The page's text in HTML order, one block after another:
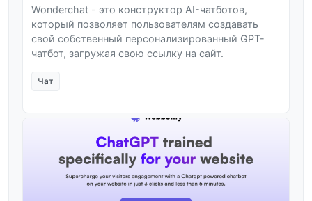
Wonderchat - это конструктор AI-чатботов,
который позволяет пользователям создавать
свой собственный персонализированный GPT-
чатбот, загружая свою ссылку на сайт.
Чат